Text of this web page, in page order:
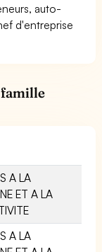
auto-
d'entreprise
famille
A LA
ET A LA
A LA